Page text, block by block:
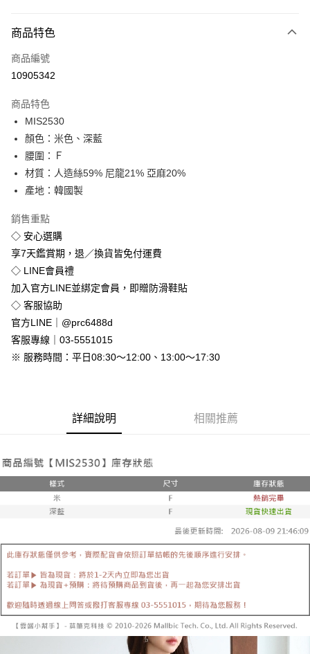
信用卡一次付款
超商取貨付款
Apple Pay
街口支付
悠遊付
Google Pay
全盈+PAY
運送方式
全家付款取貨
免運費
付款後全家取貨
免運費
7-11付款取貨
離島郵局配送
每筆NT$90，滿NT$999(含以上)免運費
【宇迅國際】限一般住址，不支援智能櫃 查看運費
商品特色
商品編號
10905342
商品特色
MIS2530
顏色：米色、深藍
腰圍：Ｆ
材質：人造絲59% 尼龍21% 亞麻20%
產地：韓國製
銷售重點
◇ 安心選購
享7天鑑賞期，退／換貨皆免付運費
◇ LINE會員禮
加入官方LINE並綁定會員，即贈防滑鞋貼
◇ 客服協助
官方LINE｜@prc6488d
客服專線｜03-5551015
※ 服務時間：平日08:30～12:00、13:00～17:30
詳細說明 相關推薦